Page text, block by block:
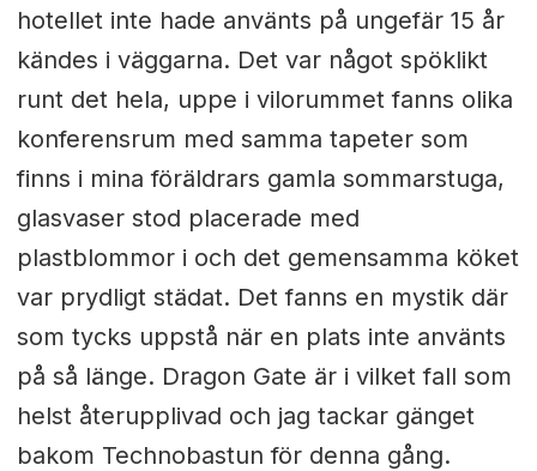
hotellet inte hade använts på ungefär 15 år
kändes i väggarna. Det var något spöklikt
runt det hela, uppe i vilorummet fanns olika
konferensrum med samma tapeter som
finns i mina föräldrars gamla sommarstuga,
glasvaser stod placerade med
plastblommor i och det gemensamma köket
var prydligt städat. Det fanns en mystik där
som tycks uppstå när en plats inte använts
på så länge. Dragon Gate är i vilket fall som
helst återupplivad och jag tackar gänget
bakom Technobastun för denna gång.